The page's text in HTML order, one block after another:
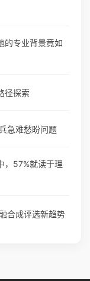
的专业背景竟如
径探索
急难愁盼问题
，57%就读于理
合成评选新趋势